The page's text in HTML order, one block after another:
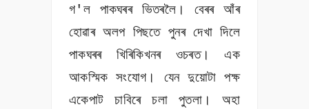
গ'ল পাকঘৰৰ ভিতৰলৈ। বেৰৰ আঁৰ
হোৱাৰ অলপ পিছতে পুনৰ দেখা দিলে
পাকঘৰৰ খিৰিকিখনৰ ওচৰত। এক
আকস্মিক সংযোগ। যেন দুয়োটা পক্ষ
একেপাট চাবিৰে চলা পুতলা। অহা